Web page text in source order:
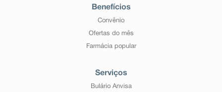
Benefícios
Convênio
Ofertas do mês
Farmácia popular
Serviços
Bulário Anvisa